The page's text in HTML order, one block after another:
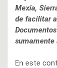
Mexía,
de facilitar
sumamente
En este